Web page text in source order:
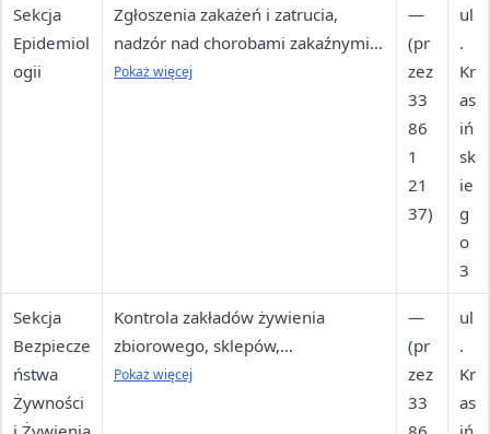
Sekcja
Epidemiol
ogii
Zgłoszenia zakażeń i zatrucia,
nadzór nad chorobami zakaźnymi,
badania epidemiologiczne,
Pokaż więcej
—
(pr
zez
33
86
1
21
37)
ul
.
Kr
as
iń
sk
ie
g
o
3
Sekcja
Bezpiecze
ństwa
Żywności
Kontrola zakładów żywienia
zbiorowego, sklepów,
producentów żywności; badania
Pokaż więcej
—
(pr
zez
33
ul
.
Kr
as